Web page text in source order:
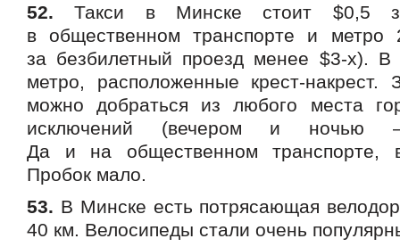
52. Такси в Минске стоит $0,5
в общественном транспорте и
за безбилетный проезд менее $3-х).
метро, расположенные крест-
можно добраться из любого места
исключений (вечером и ночью
Да и на общественном транспорте,
Пробок мало.
53. В Минске есть потрясающая
40 км. Велосипеды стали очень